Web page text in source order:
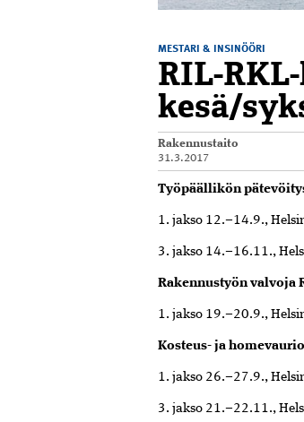
MESTARI & INSINÖÖRI
RIL-
kesä/
Rakennustaito
31.3.2017
Työpäällikön
1. jakso 12.–14.9.,
3. jakso 14.–16.11.,
Rakennustyön valvoja
1. jakso 19.–20.9.,
Kosteus- ja
1. jakso 26.–27.9.,
3. jakso 21.–22.11.,